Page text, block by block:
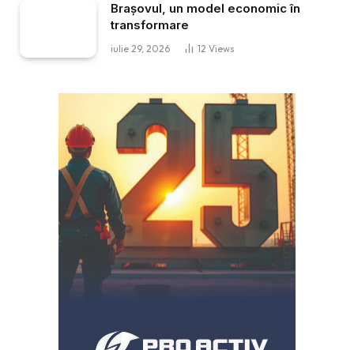
Brașovul, un model economic în
transformare
iulie 29, 2026 12 Views